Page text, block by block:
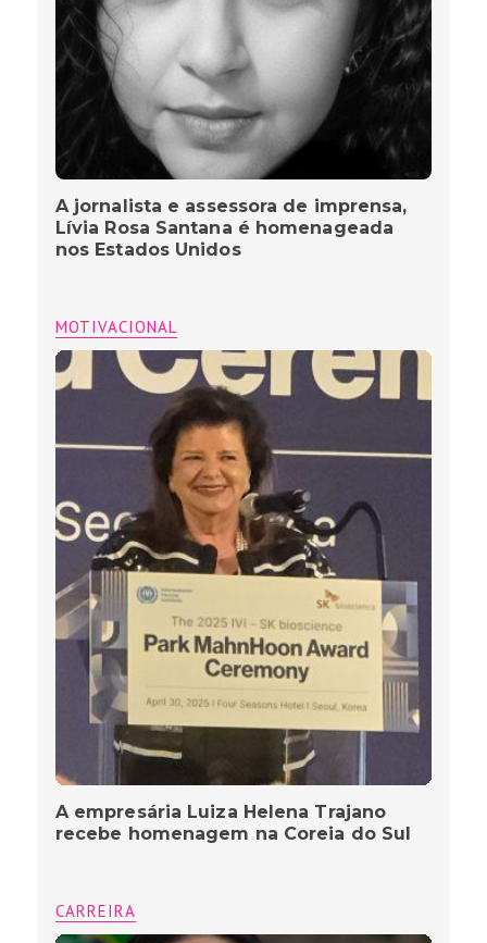
A jornalista e assessora de imprensa,
Lívia Rosa Santana é homenageada
nos Estados Unidos
MOTIVACIONAL
A empresária Luiza Helena Trajano
recebe homenagem na Coreia do Sul
CARREIRA